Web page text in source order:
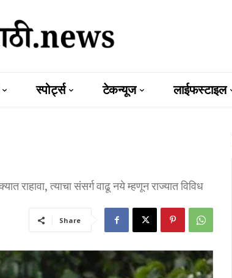
स्पोर्ट्स टेकन्यूज लाईफस्टाइल
राहावा, त्याचा संसर्ग वाढू नये म्हणून राज्यात विविध
Share